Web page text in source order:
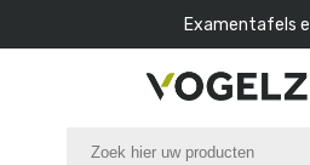
Examentafels